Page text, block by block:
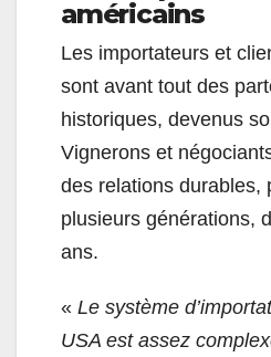
américains
Les importateurs et
sont avant tout des
historiques, devenus
Vignerons et
des relations durables,
plusieurs générations,
ans.
« Le système
USA est assez